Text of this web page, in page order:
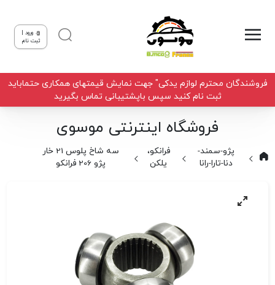
ورود |
ثبت نام
فروشندگان محترم لوازم یدکی" جهت نمایش قیمتهای همکاری حتماباید
ثبت نام کنید سپس باپشتیبانی تماس بگیرید
فروشگاه اینترنتی موسوی
پژو-سمند-
دنا-تارا-رانا
فرانکو،
یلکن
سه شاخ پلوس 21 خار
پژو 206 فرانکو